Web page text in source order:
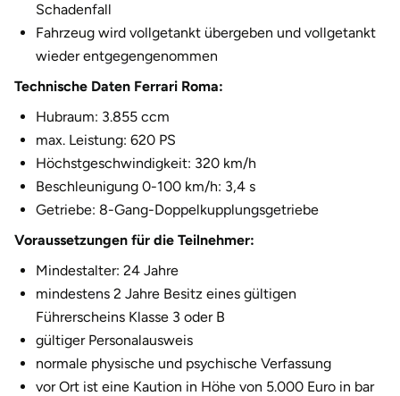
Schadenfall
Fahrzeug wird vollgetankt übergeben und vollgetankt
wieder entgegengenommen
Technische Daten Ferrari Roma:
Hubraum: 3.855 ccm
max. Leistung: 620 PS
Höchstgeschwindigkeit: 320 km/h
Beschleunigung 0-100 km/h: 3,4 s
Getriebe: 8-Gang-Doppelkupplungsgetriebe
Voraussetzungen für die Teilnehmer:
Mindestalter: 24 Jahre
mindestens 2 Jahre Besitz eines gültigen
Führerscheins Klasse 3 oder B
gültiger Personalausweis
normale physische und psychische Verfassung
vor Ort ist eine Kaution in Höhe von 5.000 Euro in bar
Geiselwind
Gelnhausen
Gera
Gersfeld
Göppingen
Görlitz
Halle
Hamburg